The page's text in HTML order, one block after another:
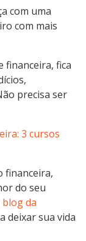
com uma
com mais
financeira, fica
precisa ser
3 cursos
financeira,
do seu
blog da
deixar sua vida